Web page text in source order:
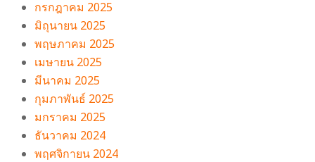
กรกฎาคม 2025
มิถุนายน 2025
พฤษภาคม 2025
เมษายน 2025
มีนาคม 2025
กุมภาพันธ์ 2025
มกราคม 2025
ธันวาคม 2024
พฤศจิกายน 2024